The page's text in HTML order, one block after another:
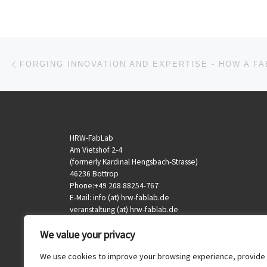
We value your privacy
We use cookies to improve your browsing experience, provide
Beitragsnavigation
HRW-FabLab
Am Vietshof 2-4
(formerly Kardinal Hengsbach-Strasse)
46236 Bottrop
Phone:+49 208 88254-767
E-Mail: info (at) hrw-fablab.de
veranstaltung (at) hrw-fablab.de